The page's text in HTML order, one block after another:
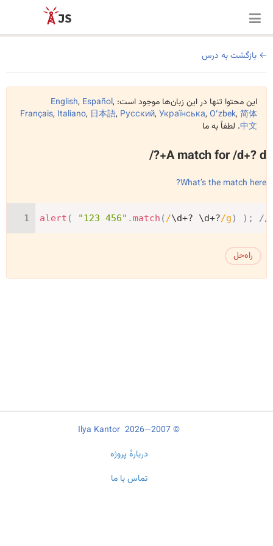
بازگشت به درس
این محتوا تنها در این زبان‌ها موجود است: English, Español,
Français, Italiano, 日本語, Русский, Українська, Oʻzbek, 简体
中文. لطفاً به ما
A match for /d+? d+?/
What’s the match here?
alert ( "123 456" .match (/\d+? \d+?/g) ) ; //
راه‌حل
© 2007—2026 Ilya Kantor
دربارهٔ پروژه
تماس با ما